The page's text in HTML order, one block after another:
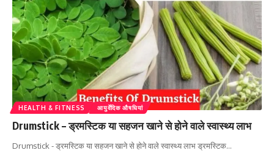
HEALTH & FITNESS आयुर्वेदिक औषधियां
Drumstick – ड्रमस्टिक या सहजन खाने से होने वाले स्वास्थ्य लाभ
Drumstick - ड्रमस्टिक या सहजन खाने से होने वाले स्वास्थ्य लाभ ड्रमस्टिक…